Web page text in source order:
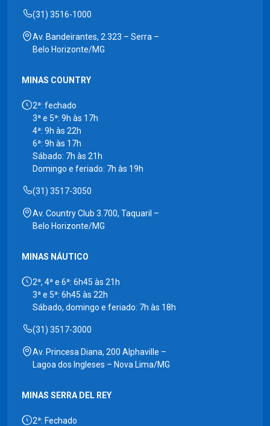
(31) 3516-1000
Av. Bandeirantes, 2.323 – Serra –
Belo Horizonte/MG
MINAS COUNTRY
2ª: fechado
3ª e 5ª: 9h às 17h
4ª: 9h às 22h
6ª: 9h às 17h
Sábado: 7h às 21h
Domingo e feriado: 7h às 19h
(31) 3517-3050
Av. Country Club 3.700, Taquaril –
Belo Horizonte/MG
MINAS NÁUTICO
2ª, 4ª e 6ª: 6h45 às 21h
3ª e 5ª: 6h45 às 22h
Sábado, domingo e feriado: 7h às 18h
(31) 3517-3000
Av. Princesa Diana, 200 Alphaville –
Lagoa dos Ingleses – Nova Lima/MG
MINAS SERRA DEL REY
2ª: Fechado